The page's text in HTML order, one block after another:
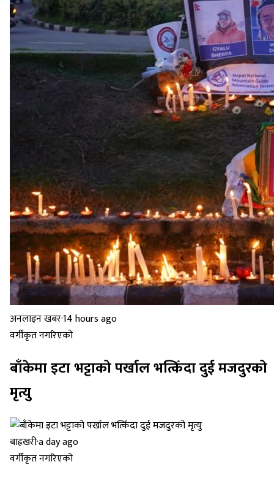
अनलाइन खबर·14 hours ago
वर्गीकृत नगरिएको
बाँकेमा इटा भट्टाको पर्खाल भत्किँदा दुई मजदुरको
मृत्यु
बाह्रखरी·a day ago
वर्गीकृत नगरिएको